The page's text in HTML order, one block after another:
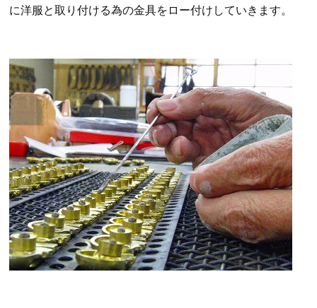
に洋服と取り付ける為の金具をロー付けしていきます。